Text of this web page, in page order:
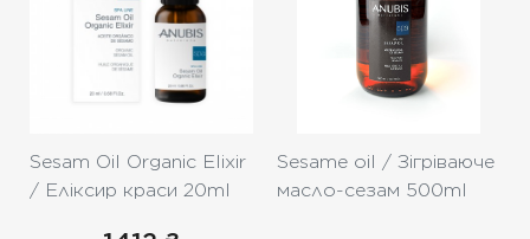
Sesame oil / Зігріваюче
масло-сезам 500ml
Sesam Oil Organic Elixir
/ Еліксир краси 20ml